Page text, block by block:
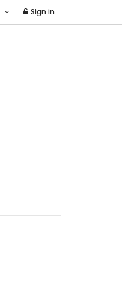
Sign in